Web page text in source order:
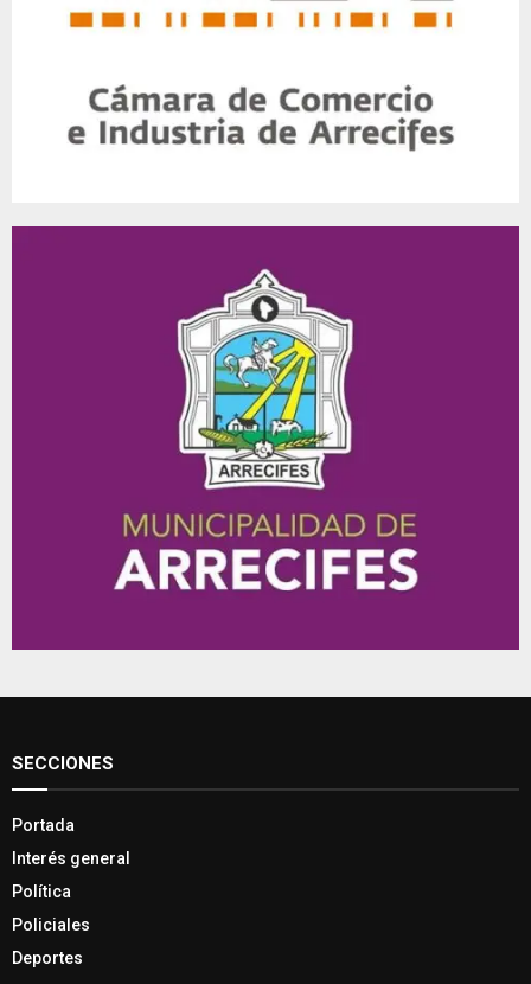
SECCIONES
Portada
Interés general
Política
Policiales
Deportes